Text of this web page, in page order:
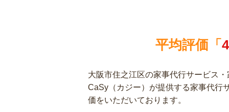
平均評価「
大阪市住之江区の家事代行サービス
CaSy（カジー）が提供する家事代行
価をいただいております。